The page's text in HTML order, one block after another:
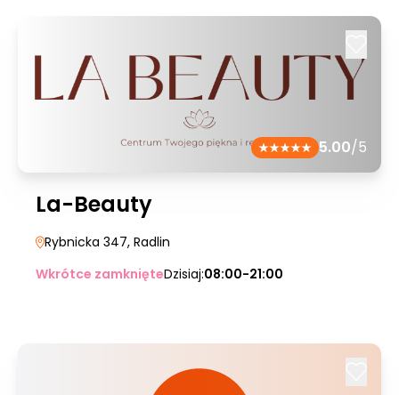
5.00/5
La-Beauty
Rybnicka 347, Radlin
Wkrótce zamknięteDzisiaj:08:00-21:00